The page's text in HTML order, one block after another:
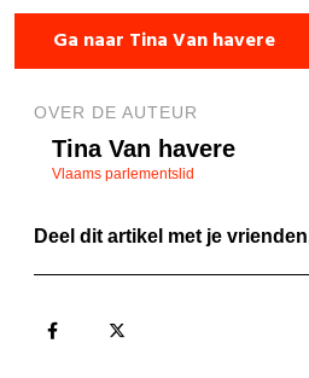
Ga naar Tina Van havere
OVER DE AUTEUR
Tina Van havere
Vlaams parlementslid
Deel dit artikel met je